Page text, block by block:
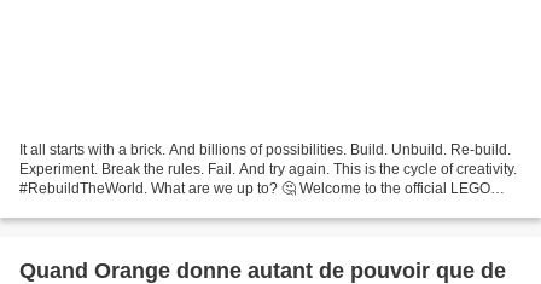
It all starts with a brick. And billions of possibilities. Build. Unbuild. Re-build.
Experiment. Break the rules. Fail. And try again. This is the cycle of creativity.
#RebuildTheWorld. What are we up to? 🤔 Welcome to the official LEGO
Quand Orange donne autant de pouvoir que de